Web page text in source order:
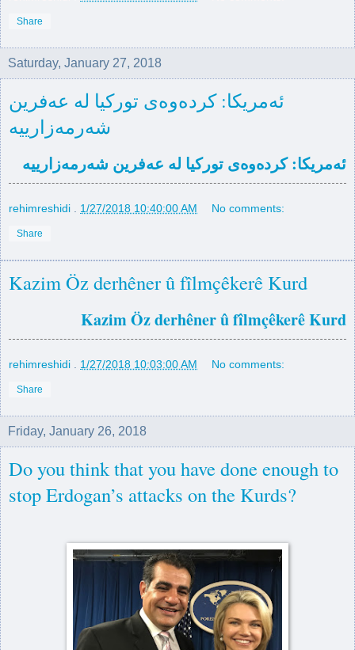
Share
Saturday, January 27, 2018
ئەمریکا: کردەوەی تورکیا لە عەفرین
شەرمەزارییە
ئەمریکا: کردەوەی تورکیا لە عەفرین شەرمەزارییە
rehimreshidi 1/27/2018 10:40:00 AM No comments:
Share
Kazim Öz derhêner û fîlmçêkerê Kurd
Kazim Öz derhêner û fîlmçêkerê Kurd
rehimreshidi 1/27/2018 10:03:00 AM No comments:
Share
Friday, January 26, 2018
Do you think that you have done enough to
stop Erdogan’s attacks on the Kurds?